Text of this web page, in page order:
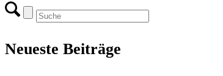
Neueste Beiträge